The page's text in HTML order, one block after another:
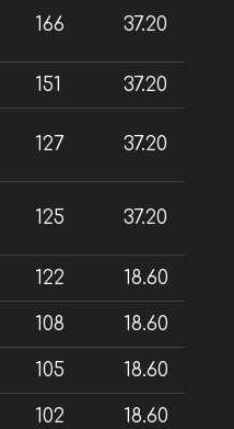
166 37.20
151 37.20
127 37.20
125 37.20
122 18.60
108 18.60
105 18.60
102 18.60